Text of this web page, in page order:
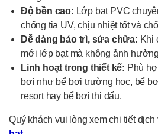
Độ bền cao: Lớp bạt PVC
chống tia UV, chịu nhiệt tốt và
Dễ dàng bảo trì, sửa chữa: Khi
mới lớp bạt mà không ảnh
Linh hoạt trong thiết kế: Phù
bơi như bể bơi trường học, bể
resort hay bể bơi thi đấu.
Quý khách vui lòng xem chi tiết dịch